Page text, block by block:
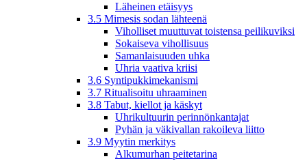
Läheinen etäisyys
3.5 Mimesis sodan lähteenä
Viholliset muuttuvat toistensa peilikuviksi
Sokaiseva vihollisuus
Samanlaisuuden uhka
Uhria vaativa kriisi
3.6 Syntipukkimekanismi
3.7 Ritualisoitu uhraaminen
3.8 Tabut, kiellot ja käskyt
Uhrikultuurin perinnönkantajat
Pyhän ja väkivallan rakoileva liitto
3.9 Myytin merkitys
Alkumurhan peitetarina